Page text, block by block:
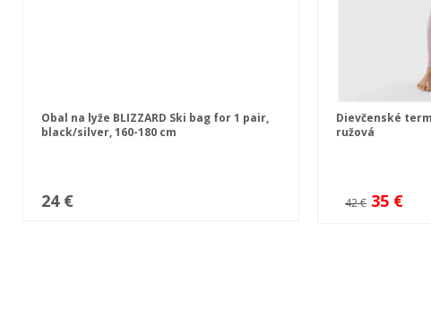
Obal na lyže BLIZZARD Ski bag for 1 pair,
black/silver, 160-180 cm
24 €
Dievčenské
ružová
42 € 35 €